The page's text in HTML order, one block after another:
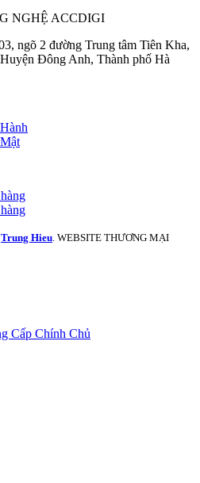
NGHỆ ACCDIGI
ngõ 2 đường Trung tâm Tiên Kha,
Đông Anh, Thành phố Hà
Trung Hieu. WEBSITE THƯƠNG MẠI
Cấp Chính Chủ